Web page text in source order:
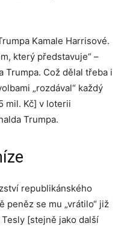
Kamale Harrisové.
který představuje“ –
Trumpa. Což dělal třeba i
„rozdával“ každý
mil. Kč] v loterii
Trumpa.
republikánského
peněz se mu „vrátilo“ již
[stejně jako další